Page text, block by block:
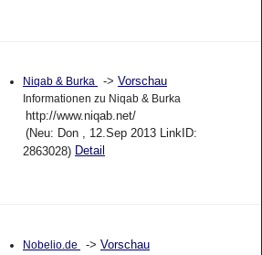
Niqab & Burka -> Vorschau
Informationen zu Niqab & Burka
http://www.niqab.net/
(Neu: Don , 12.Sep 2013 LinkID:
2863028) Detail
Nobelio.de -> Vorschau